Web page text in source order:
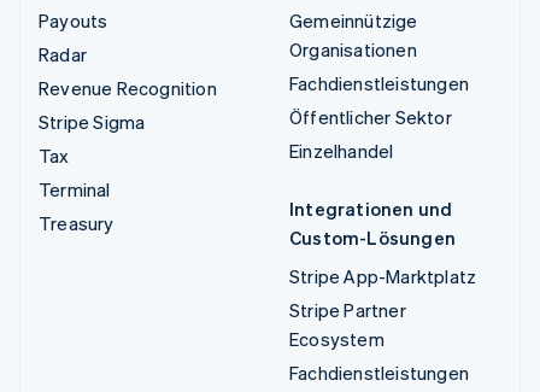
Payouts
Radar
Revenue Recognition
Stripe Sigma
Tax
Terminal
Treasury
Gemeinnützige
Organisationen
Fachdienstleistungen
Öffentlicher Sektor
Einzelhandel
Integrationen und
Custom-Lösungen
Stripe App-Marktplatz
Stripe Partner
Ecosystem
Fachdienstleistungen